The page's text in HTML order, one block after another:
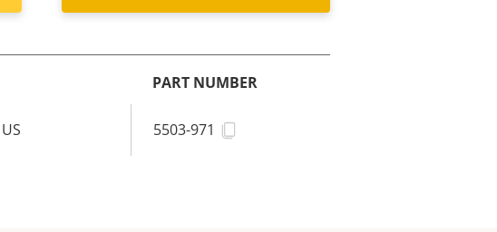
PART NUMBER
5503-971